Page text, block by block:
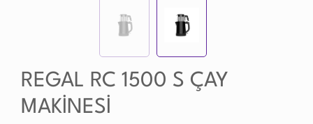
REGAL RC 1500 S ÇAY
MAKİNESİ